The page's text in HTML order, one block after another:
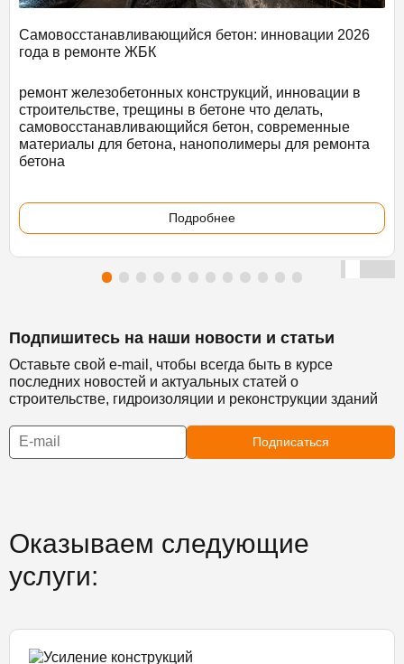
Самовосстанавливающийся бетон: инновации 2026
года в ремонте ЖБК
ремонт железобетонных конструкций, инновации в
строительстве, трещины в бетоне что делать,
самовосстанавливающийся бетон, современные
материалы для бетона, нанополимеры для ремонта
бетона
Подробнее
Подпишитесь на наши новости и статьи
Оставьте свой e-mail, чтобы всегда быть в курсе
последних новостей и актуальных статей о
строительстве, гидроизоляции и реконструкции зданий
Подписаться
Оказываем следующие
услуги: